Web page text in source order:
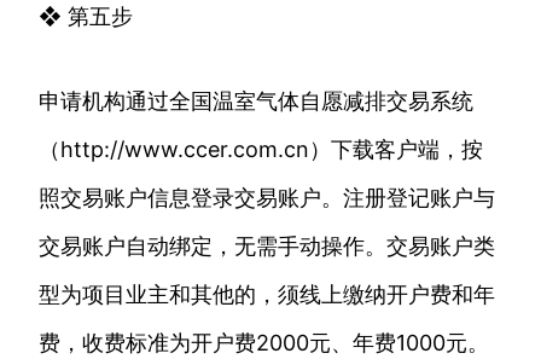
❖ 第五步
申请机构通过全国温室气体自愿减排交易系统
（http://www.ccer.com.cn）下载客户端，按
照交易账户信息登录交易账户。注册登记账户与
交易账户自动绑定，无需手动操作。交易账户类
型为项目业主和其他的，须线上缴纳开户费和年
费，收费标准为开户费2000元、年费1000元。